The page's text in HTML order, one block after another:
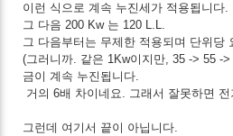
이런 식으로 계속 누진세가 적용됩니다.
그 다음 200 Kw 는 120 L.L.
그 다음부터는 무제한 적용되며 단위당
(그러니까. 같은 1Kw이지만, 35 -> 55 -
금이 계속 누진됩니다.
거의 6배 차이네요. 그래서 잘못하면
그런데 여기서 끝이 아닙니다.